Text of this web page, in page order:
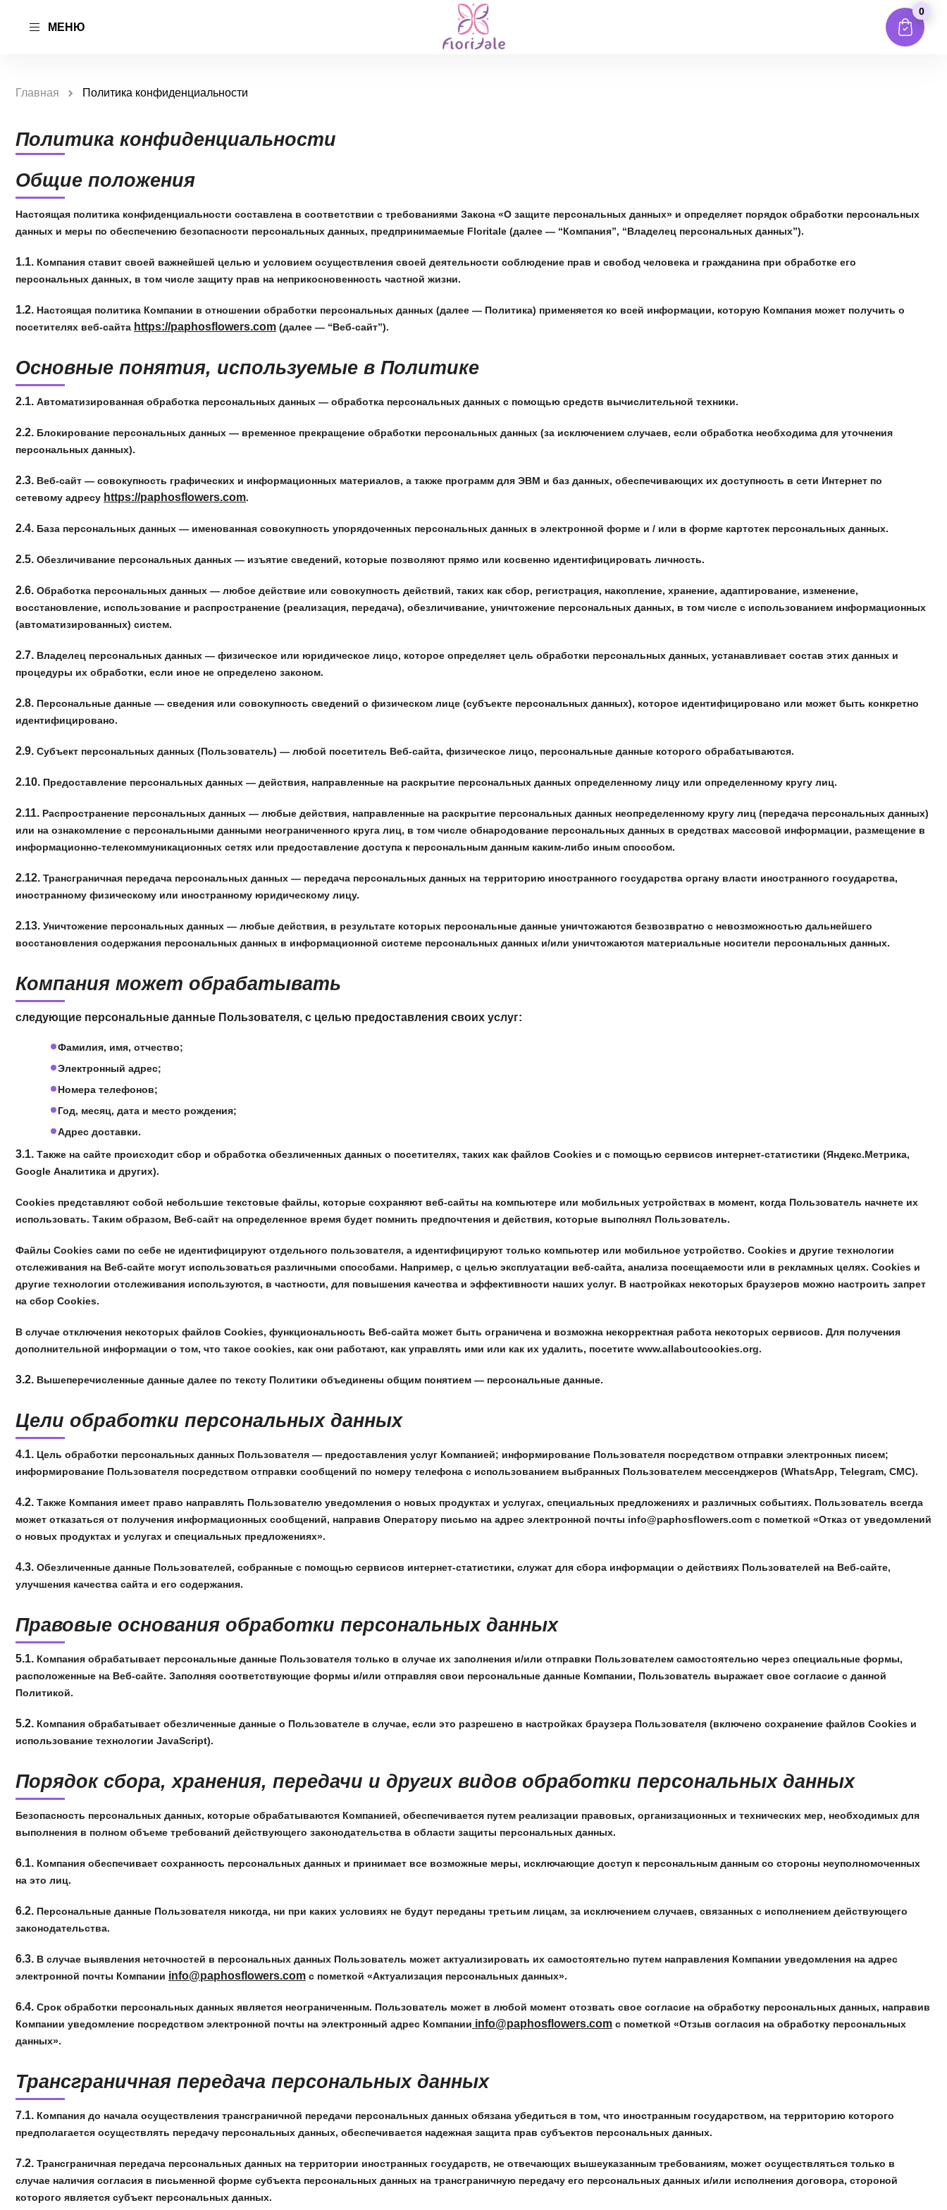
0
МЕНЮ
Главная Политика конфиденциальности
Политика конфиденциальности
Общие положения
Настоящая политика конфиденциальности составлена в соответствии с требованиями Закона «О защите персональных данных» и определяет порядок обработки персональных
данных и меры по обеспечению безопасности персональных данных, предпринимаемые Floritale (далее — “Компания”, “Владелец персональных данных”).
1.1. Компания ставит своей важнейшей целью и условием осуществления своей деятельности соблюдение прав и свобод человека и гражданина при обработке его
персональных данных, в том числе защиту прав на неприкосновенность частной жизни.
1.2. Настоящая политика Компании в отношении обработки персональных данных (далее — Политика) применяется ко всей информации, которую Компания может получить о
посетителях веб-сайта https://paphosflowers.com (далее — “Веб-сайт”).
Основные понятия, используемые в Политике
2.1. Автоматизированная обработка персональных данных — обработка персональных данных с помощью средств вычислительной техники.
2.2. Блокирование персональных данных — временное прекращение обработки персональных данных (за исключением случаев, если обработка необходима для уточнения
персональных данных).
2.3. Веб-сайт — совокупность графических и информационных материалов, а также программ для ЭВМ и баз данных, обеспечивающих их доступность в сети Интернет по
сетевому адресу https://paphosflowers.com.
2.4. База персональных данных — именованная совокупность упорядоченных персональных данных в электронной форме и / или в форме картотек персональных данных.
2.5. Обезличивание персональных данных — изъятие сведений, которые позволяют прямо или косвенно идентифицировать личность.
2.6. Обработка персональных данных — любое действие или совокупность действий, таких как сбор, регистрация, накопление, хранение, адаптирование, изменение,
восстановление, использование и распространение (реализация, передача), обезличивание, уничтожение персональных данных, в том числе с использованием информационных
(автоматизированных) систем.
2.7. Владелец персональных данных — физическое или юридическое лицо, которое определяет цель обработки персональных данных, устанавливает состав этих данных и
процедуры их обработки, если иное не определено законом.
2.8. Персональные данные — сведения или совокупность сведений о физическом лице (субъекте персональных данных), которое идентифицировано или может быть конкретно
идентифицировано.
2.9. Субъект персональных данных (Пользователь) — любой посетитель Веб-сайта, физическое лицо, персональные данные которого обрабатываются.
2.10. Предоставление персональных данных — действия, направленные на раскрытие персональных данных определенному лицу или определенному кругу лиц.
2.11. Распространение персональных данных — любые действия, направленные на раскрытие персональных данных неопределенному кругу лиц (передача персональных данных)
или на ознакомление с персональными данными неограниченного круга лиц, в том числе обнародование персональных данных в средствах массовой информации, размещение в
информационно-телекоммуникационных сетях или предоставление доступа к персональным данным каким-либо иным способом.
2.12. Трансграничная передача персональных данных — передача персональных данных на территорию иностранного государства органу власти иностранного государства,
иностранному физическому или иностранному юридическому лицу.
2.13. Уничтожение персональных данных — любые действия, в результате которых персональные данные уничтожаются безвозвратно с невозможностью дальнейшего
восстановления содержания персональных данных в информационной системе персональных данных и/или уничтожаются материальные носители персональных данных.
Компания может обрабатывать
следующие персональные данные Пользователя, с целью предоставления своих услуг:
Фамилия, имя, отчество;
Электронный адрес;
Номера телефонов;
Год, месяц, дата и место рождения;
Адрес доставки.
3.1. Также на сайте происходит сбор и обработка обезличенных данных о посетителях, таких как файлов Cookies и с помощью сервисов интернет-статистики (Яндекс.Метрика,
Google Аналитика и других).
Cookies представляют собой небольшие текстовые файлы, которые сохраняют веб-сайты на компьютере или мобильных устройствах в момент, когда Пользователь начнете их
использовать. Таким образом, Веб-сайт на определенное время будет помнить предпочтения и действия, которые выполнял Пользователь.
Файлы Сookies сами по себе не идентифицируют отдельного пользователя, а идентифицируют только компьютер или мобильное устройство. Cookies и другие технологии
отслеживания на Веб-сайте могут использоваться различными способами. Например, с целью эксплуатации веб-сайта, анализа посещаемости или в рекламных целях. Cookies и
другие технологии отслеживания используются, в частности, для повышения качества и эффективности наших услуг. В настройках некоторых браузеров можно настроить запрет
на сбор Cookies.
В случае отключения некоторых файлов Cookies, функциональность Веб-сайта может быть ограничена и возможна некорректная работа некоторых сервисов. Для получения
дополнительной информации о том, что такое cookies, как они работают, как управлять ими или как их удалить, посетите www.allaboutcookies.org.
3.2. Вышеперечисленные данные далее по тексту Политики объединены общим понятием — персональные данные.
Цели обработки персональных данных
4.1. Цель обработки персональных данных Пользователя — предоставления услуг Компанией; информирование Пользователя посредством отправки электронных писем;
информирование Пользователя посредством отправки сообщений по номеру телефона с использованием выбранных Пользователем мессенджеров (WhatsApp, Telegram, СMС).
4.2. Также Компания имеет право направлять Пользователю уведомления о новых продуктах и услугах, специальных предложениях и различных событиях. Пользователь всегда
может отказаться от получения информационных сообщений, направив Оператору письмо на адрес электронной почты info@paphosflowers.com с пометкой «Отказ от уведомлений
о новых продуктах и услугах и специальных предложениях».
4.3. Обезличенные данные Пользователей, собранные с помощью сервисов интернет-статистики, служат для сбора информации о действиях Пользователей на Веб-сайте,
улучшения качества сайта и его содержания.
Правовые основания обработки персональных данных
5.1. Компания обрабатывает персональные данные Пользователя только в случае их заполнения и/или отправки Пользователем самостоятельно через специальные формы,
расположенные на Веб-сайте. Заполняя соответствующие формы и/или отправляя свои персональные данные Компании, Пользователь выражает свое согласие с данной
Политикой.
5.2. Компания обрабатывает обезличенные данные о Пользователе в случае, если это разрешено в настройках браузера Пользователя (включено сохранение файлов Cookies и
использование технологии JavaScript).
Порядок сбора, хранения, передачи и других видов обработки персональных данных
Безопасность персональных данных, которые обрабатываются Компанией, обеспечивается путем реализации правовых, организационных и технических мер, необходимых для
выполнения в полном объеме требований действующего законодательства в области защиты персональных данных.
6.1. Компания обеспечивает сохранность персональных данных и принимает все возможные меры, исключающие доступ к персональным данным со стороны неуполномоченных
на это лиц.
6.2. Персональные данные Пользователя никогда, ни при каких условиях не будут переданы третьим лицам, за исключением случаев, связанных с исполнением действующего
законодательства.
6.3. В случае выявления неточностей в персональных данных Пользователь может актуализировать их самостоятельно путем направления Компании уведомления на адрес
электронной почты Компании info@paphosflowers.com с пометкой «Актуализация персональных данных».
6.4. Срок обработки персональных данных является неограниченным. Пользователь может в любой момент отозвать свое согласие на обработку персональных данных, направив
Компании уведомление посредством электронной почты на электронный адрес Компании info@paphosflowers.com с пометкой «Отзыв согласия на обработку персональных
данных».
Трансграничная передача персональных данных
7.1. Компания до начала осуществления трансграничной передачи персональных данных обязана убедиться в том, что иностранным государством, на территорию которого
предполагается осуществлять передачу персональных данных, обеспечивается надежная защита прав субъектов персональных данных.
7.2. Трансграничная передача персональных данных на территории иностранных государств, не отвечающих вышеуказанным требованиям, может осуществляться только в
случае наличия согласия в письменной форме субъекта персональных данных на трансграничную передачу его персональных данных и/или исполнения договора, стороной
которого является субъект персональных данных.